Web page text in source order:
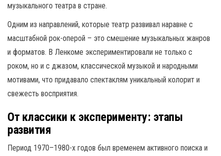
музыкального театра в стране.
Одним из направлений, которые театр развивал наравне с
масштабной рок-оперой – это смешение музыкальных жанров
и форматов. В Ленкоме экспериментировали не только с
роком, но и с джазом, классической музыкой и народными
мотивами, что придавало спектаклям уникальный колорит и
свежесть восприятия.
От классики к эксперименту: этапы
развития
Период 1970–1980-х годов был временем активного поиска и